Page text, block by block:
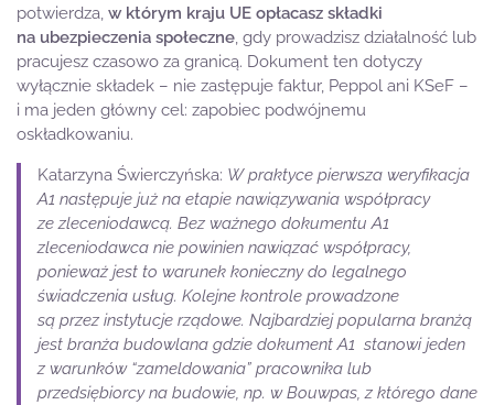
potwierdza, w którym kraju UE opłacasz składki
na ubezpieczenia społeczne, gdy prowadzisz działalność lub
pracujesz czasowo za granicą. Dokument ten dotyczy
wyłącznie składek – nie zastępuje faktur, Peppol ani KSeF –
i ma jeden główny cel: zapobiec podwójnemu
oskładkowaniu.
Katarzyna Świerczyńska: W praktyce pierwsza weryfikacja
A1 następuje już na etapie nawiązywania współpracy
ze zleceniodawcą. Bez ważnego dokumentu A1
zleceniodawca nie powinien nawiązać współpracy,
ponieważ jest to warunek konieczny do legalnego
świadczenia usług. Kolejne kontrole prowadzone
są przez instytucje rządowe. Najbardziej popularna branżą
jest branża budowlana gdzie dokument A1 stanowi jeden
z warunków “zameldowania” pracownika lub
przedsiębiorcy na budowie, np. w Bouwpas, z którego dane